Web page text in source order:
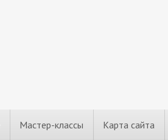
Мастер-классы Карта сайта